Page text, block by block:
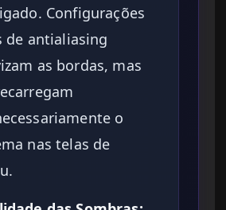
Configurações
de antialiasing
as bordas, mas
o
nas telas de